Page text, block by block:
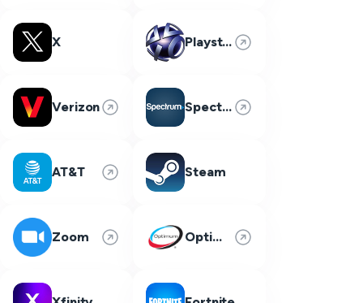
X Playstation Network
Verizon Spectrum
AT&T Steam
Zoom Optimum